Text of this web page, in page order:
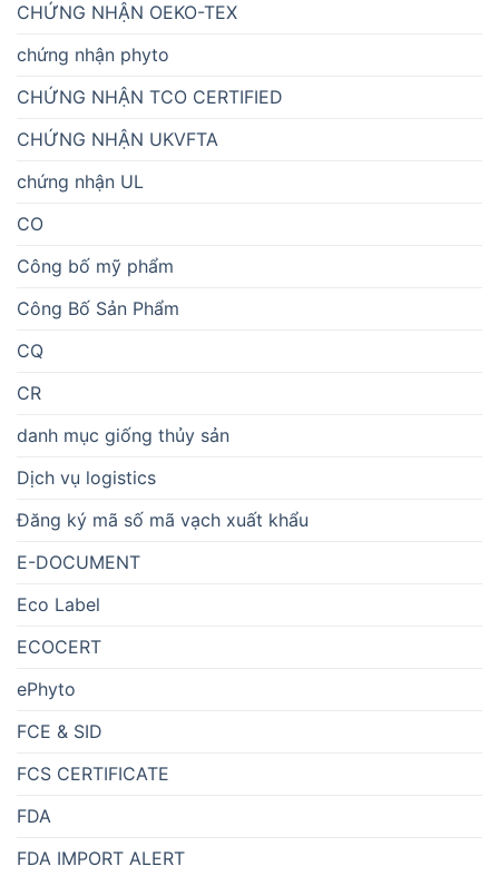
CHỨNG NHẬN OEKO-TEX
chứng nhận phyto
CHỨNG NHẬN TCO CERTIFIED
CHỨNG NHẬN UKVFTA
chứng nhận UL
CO
Công bố mỹ phẩm
Công Bố Sản Phẩm
CQ
CR
danh mục giống thủy sản
Dịch vụ logistics
Đăng ký mã số mã vạch xuất khẩu
E-DOCUMENT
Eco Label
ECOCERT
ePhyto
FCE & SID
FCS CERTIFICATE
FDA
FDA IMPORT ALERT